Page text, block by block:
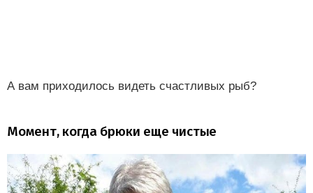
А вам приходилось видеть счастливых рыб?
Момент, когда брюки еще чистые